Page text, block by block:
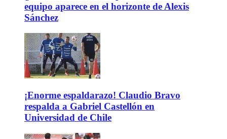
equipo aparece en el horizonte de Alexis
Sánchez
¡Enorme espaldarazo! Claudio Bravo
respalda a Gabriel Castellón en
Universidad de Chile